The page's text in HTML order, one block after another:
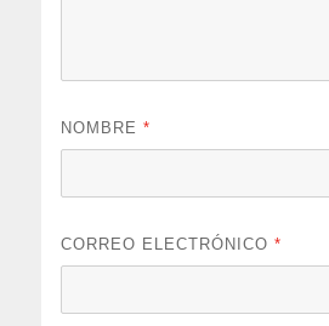
NOMBRE*
CORREO ELECTRÓNICO*